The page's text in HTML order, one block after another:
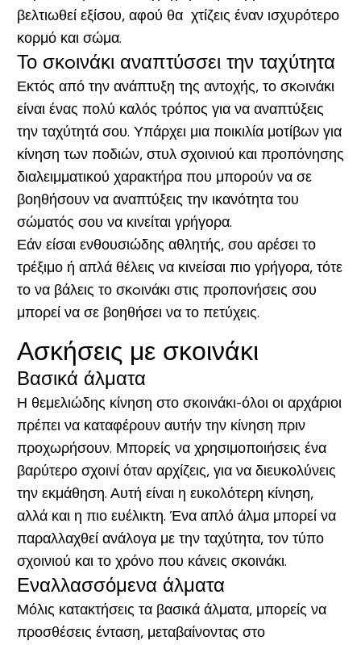
βελτιωθεί εξίσου, αφού θα χτίζεις έναν ισχυρότερο
κορμό και σώμα.
Το σκoινάκι αναπτύσσει την ταχύτητα
Εκτός από την ανάπτυξη της αντοχής, το σκoινάκι
είναι ένας πολύ καλός τρόπος για να αναπτύξεις
την ταχύτητά σου. Υπάρχει μια ποικιλία μοτίβων για
κίνηση των ποδιών, στυλ σχοινιού και προπόνησης
διαλειμματικού χαρακτήρα που μπορούν να σε
βοηθήσουν να αναπτύξεις την ικανότητα του
σώματός σου να κινείται γρήγορα.
Εάν είσαι ενθουσιώδης αθλητής, σου αρέσει το
τρέξιμο ή απλά θέλεις να κινείσαι πιο γρήγορα, τότε
το να βάλεις το σκoινάκι στις προπονήσεις σου
μπορεί να σε βοηθήσει να το πετύχεις.
Ασκήσεις με σκοινάκι
Βασικά άλματα
Η θεμελιώδης κίνηση στο σκοινάκι-όλοι οι αρχάριοι
πρέπει να καταφέρουν αυτήν την κίνηση πριν
προχωρήσουν. Μπορείς να χρησιμοποιήσεις ένα
βαρύτερο σχοινί όταν αρχίζεις, για να διευκολύνεις
την εκμάθηση. Αυτή είναι η ευκολότερη κίνηση,
αλλά και η πιο ευέλικτη. Ένα απλό άλμα μπορεί να
παραλλαχθεί ανάλογα με την ταχύτητα, τον τύπο
σχοινιού και το χρόνο που κάνεις σκοινάκι.
Εναλλασσόμενα άλματα
Μόλις κατακτήσεις τα βασικά άλματα, μπορείς να
προσθέσεις ένταση, μεταβαίνοντας στο